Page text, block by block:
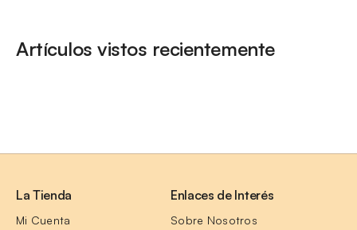
Artículos vistos recientemente
La Tienda
Mi Cuenta
Enlaces de Interés
Sobre Nosotros